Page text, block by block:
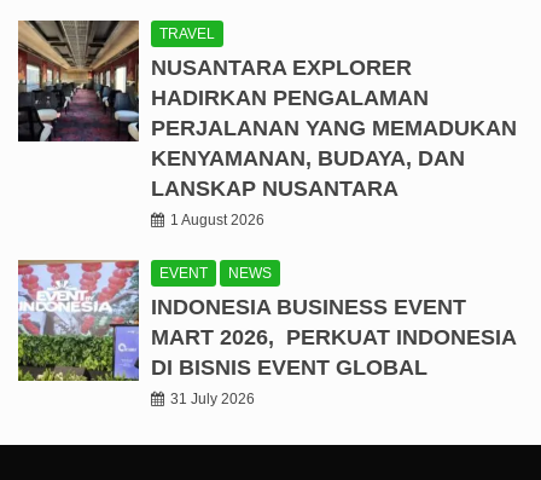
TRAVEL
NUSANTARA EXPLORER
HADIRKAN PENGALAMAN
PERJALANAN YANG MEMADUKAN
KENYAMANAN, BUDAYA, DAN
LANSKAP NUSANTARA
1 August 2026
EVENT NEWS
INDONESIA BUSINESS EVENT
MART 2026, PERKUAT INDONESIA
DI BISNIS EVENT GLOBAL
31 July 2026